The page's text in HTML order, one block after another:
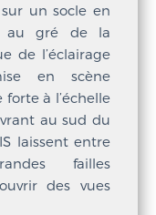
un socle en
au gré de la
de l’éclairage
en scène
à l’échelle
au sud du
laissent entre
failles
des vues